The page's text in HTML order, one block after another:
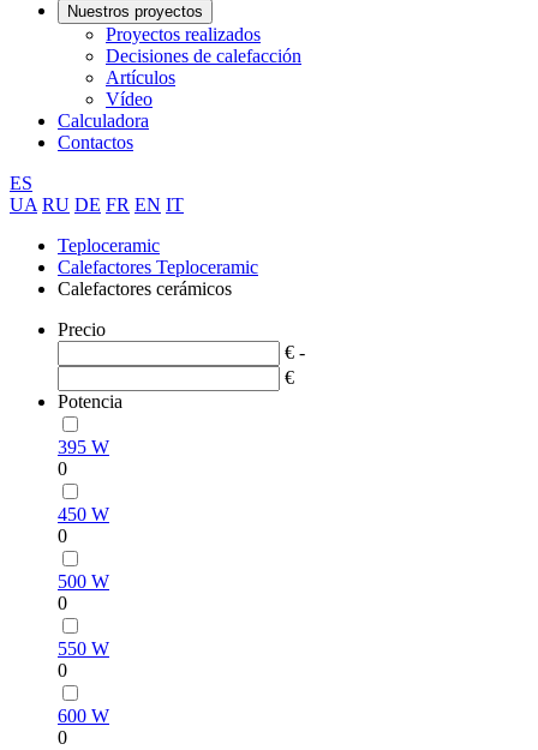
Nuestros proyectos
Proyectos realizados
Decisiones de calefacción
Artículos
Vídeo
Calculadora
Contactos
ES
UA RU DE FR EN IT
Teploceramic
Calefactores Teploceramic
Calefactores cerámicos
Precio
€ -
€
Potencia
395 W
0
450 W
0
500 W
0
550 W
0
600 W
0